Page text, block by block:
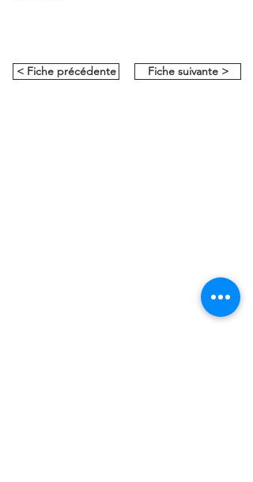
< Fiche précédente Fiche suivante >